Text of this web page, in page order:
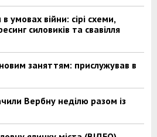
умовах війни: сірі схеми,
силовиків та свавілля
заняттям: прислужував в
Вербну неділю разом із